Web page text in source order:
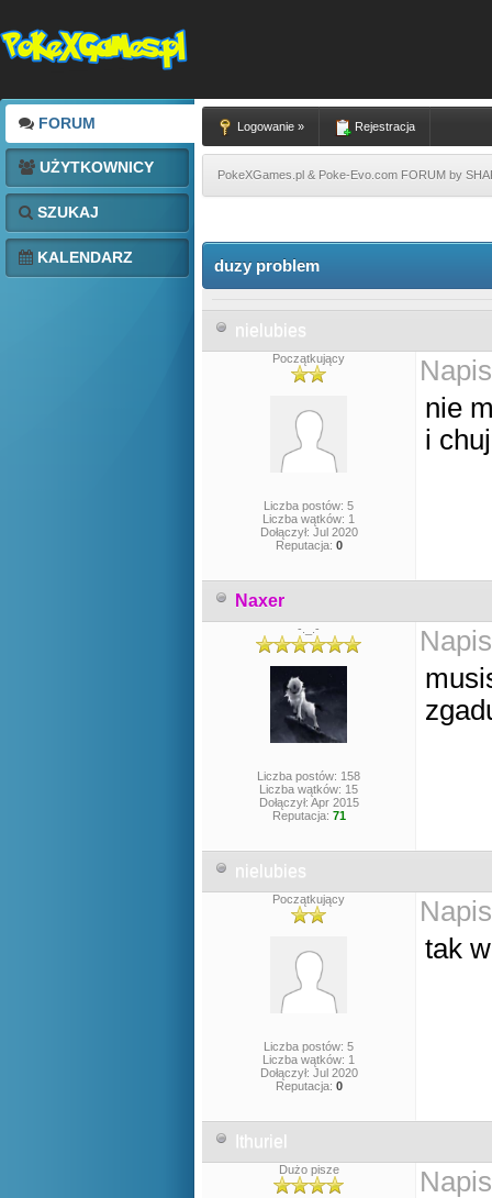
FORUM
UŻYTKOWNICY
SZUKAJ
KALENDARZ
Logowanie » Rejestracja
PokeXGames.pl & Poke-Evo.com FORUM by
duzy problem
nielubies
Początkujący
Liczba postów: 5
Liczba wątków: 1
Dołączył: Jul 2020
Reputacja: 0
nie
i
Naxer
-._.-
Liczba postów: 158
Liczba wątków: 15
Dołączył: Apr 2015
Reputacja: 71
nielubies
Początkujący
Liczba postów: 5
Liczba wątków: 1
Dołączył: Jul 2020
Reputacja: 0
tak
Ithuriel
Dużo pisze